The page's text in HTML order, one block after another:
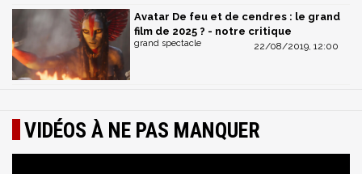
Avatar De feu et de cendres : le grand
film de 2025 ? - notre critique
22/08/2019, 12:00
grand spectacle
VIDÉOS À NE PAS MANQUER